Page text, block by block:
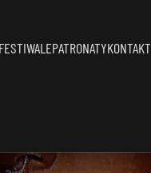
PATRONATYKONTAKT